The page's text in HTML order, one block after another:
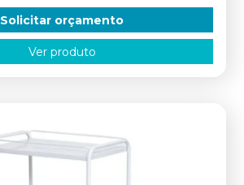
Solicitar orçamento
Ver produto